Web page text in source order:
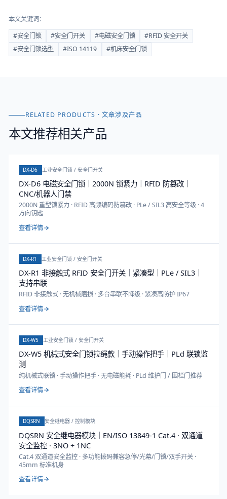
本文关键词：
#安全门锁 #安全门开关 #电磁安全门锁 #RFID 安全开关
#安全门锁选型 #ISO 14119 #机床安全门锁
RELATED PRODUCTS · 文章涉及产品
本文推荐相关产品
DX-D6 工业安全门锁 / 安全门开关
DX-D6 电磁安全门锁｜2000N 锁紧力｜RFID 防篡改｜
CNC/机器人门禁
2000N 重型锁紧力 · RFID 高频编码防篡改 · PLe / SIL3 高安全等级 · 4
方向钥匙
查看详情
DX-R1 工业安全门锁 / 安全门开关
DX-R1 非接触式 RFID 安全门开关｜紧凑型｜PLe / SIL3｜
支持串联
RFID 非接触式 · 无机械磨损 · 多台串联不降级 · 紧凑高防护 IP67
查看详情
DX-W5 工业安全门锁 / 安全门开关
DX-W5 机械式安全门锁拉绳款｜手动操作把手｜PLd 联锁监
测
纯机械式联锁 · 手动操作把手 · 无电磁能耗 · PLd 维护门 / 围栏门推荐
查看详情
DQSRN 安全继电器 / 控制模块
DQSRN 安全继电器模块｜EN/ISO 13849-1 Cat.4 · 双通道
安全监控 · 3NO + 1NC
Cat.4 双通道安全监控 · 多功能拨码兼容急停/光幕/门锁/双手开关 ·
45mm 标准机身
查看详情